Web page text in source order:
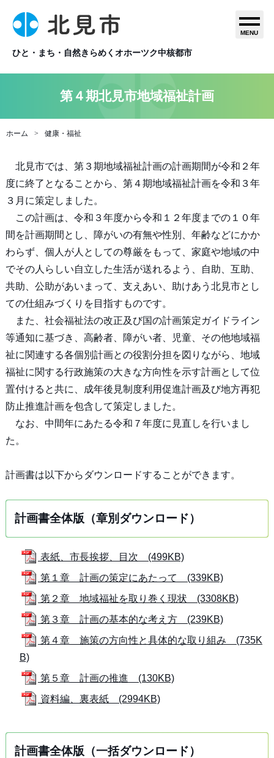
ひと・まち・自然きらめくオホーツク中核都市
MENU
第４期北見市地域福祉計画
ホーム 健康・福祉
北見市では、第３期地域福祉計画の計画期間が令和２年
度に終了となることから、第４期地域福祉計画を令和３年
３月に策定しました。
この計画は、令和３年度から令和１２年度までの１０年
間を計画期間とし、障がいの有無や性別、年齢などにかか
わらず、個人が人としての尊厳をもって、家庭や地域の中
でその人らしい自立した生活が送れるよう、自助、互助、
共助、公助があいまって、支えあい、助けあう北見市とし
ての仕組みづくりを目指すものです。
また、社会福祉法の改正及び国の計画策定ガイドライン
等通知に基づき、高齢者、障がい者、児童、その他地域福
祉に関連する各個別計画との役割分担を図りながら、地域
福祉に関する行政施策の大きな方向性を示す計画として位
置付けると共に、成年後見制度利用促進計画及び地方再犯
防止推進計画を包含して策定しました。
なお、中間年にあたる令和７年度に見直しを行いまし
た。
計画書は以下からダウンロードすることができます。
計画書全体版（章別ダウンロード）
表紙、市長挨拶、目次 (499KB)
第１章 計画の策定にあたって (339KB)
第２章 地域福祉を取り巻く現状 (3308KB)
第３章 計画の基本的な考え方 (239KB)
第４章 施策の方向性と具体的な取り組み (735K
B)
第５章 計画の推進 (130KB)
資料編、裏表紙 (2994KB)
計画書全体版（一括ダウンロード）